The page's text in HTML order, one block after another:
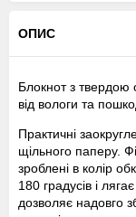
ОПИС
Блокнот з твердою
від вологи та
Практичні
щільного паперу.
зроблені в колір
180 градусів і
дозволяє надовго